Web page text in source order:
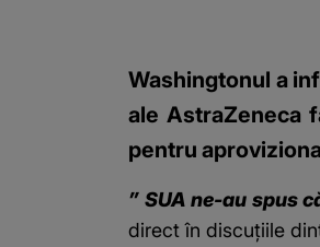
Washingtonul a
ale AstraZeneca
pentru
” SUA ne-au spus
direct în discuţiile